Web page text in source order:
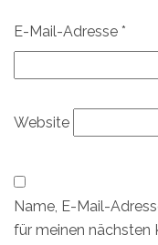
E-Mail-Adresse *
Website
Name, E-Mail-
für meinen nächsten